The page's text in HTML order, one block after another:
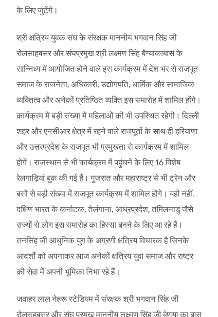
के लिए जुटेंगे।
श्री क्षत्रिय युवक संघ के संरक्षक माननीय भगवान सिंह जी
रोलसाहबसर और संघप्रमुख श्री लक्ष्मण सिंह बैण्याकाबास के
सान्निध्य में आयोजित होने वाले इस कार्यक्रम में देश भर से राजपूत
समाज के राजनेता, अधिकारी, उद्योगपति, धार्मिक और सामाजिक
व्यक्तित्व और अनेकों प्रतिष्ठित व्यक्ति इस समारोह में शामिल होंगे।
कार्यक्रम में बड़ी संख्या में महिलाओं की भी उपस्थित रहेगी। दिल्ली
शहर और एनसीआर क्षेत्र में रहने वाले राजपूतों के साथ ही हरियाणा
और उत्तरप्रदेश के राजपूत भी प्रमुखता से कार्यक्रम में शामिल
होगें। राजस्थान से भी कार्यक्रम में पहुंचने के लिए 16 विशेष
रेलगाड़ियां बुक की गई हैं। गुजरात और महाराष्ट्र से भी ट्रेन और
बसों से बड़ी संख्या में राजपूत कार्यक्रम में शामिल होंगे। यही नहीं,
दक्षिण भारत के कर्नाटक, तेलंगाना, आध्रप्रदेश, तमिलनाडु जैसे
राज्यों से लोग इस समारोह का हिस्सा बनने के लिए आ रहे हैं।
तनसिंह जी आधुनिक युग के अग्रणी क्षत्रिय विचारक है जिनके
आदर्शों को अपनाकर आज अनेकों क्षत्रिय युवा समाज और राष्ट्र
की सेवा में अपनी भूमिका निभा रहे हैं।
जवाहर लाल नेहरू स्टेडियम में संरक्षक श्री भगवान सिंह जी
रोलसहबसर और संघ प्रमुख माननीय लक्ष्मण सिंह जी बेणया का बास